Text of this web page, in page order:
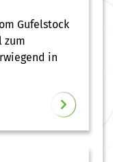
Gufelstock
zum
in